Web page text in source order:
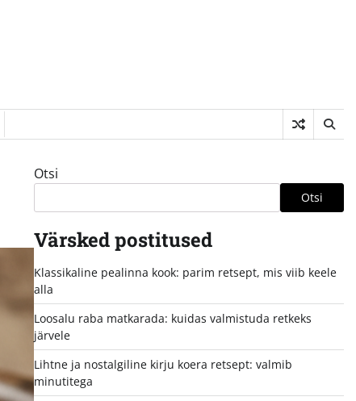
Otsi
Otsi
Värsked postitused
Klassikaline pealinna kook: parim retsept, mis viib keele
alla
Loosalu raba matkarada: kuidas valmistuda retkeks
järvele
Lihtne ja nostalgiline kirju koera retsept: valmib
minutitega